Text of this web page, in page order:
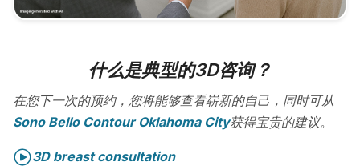
什么是典型的3D咨询？
在您下一次的预约，您将能够查看崭新的自己，同时可从
Sono Bello Contour Oklahoma City获得宝贵的建议。
3D breast consultation